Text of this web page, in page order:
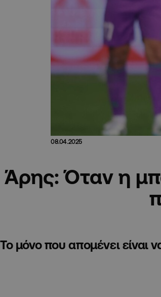
08.04.2025
Άρης: Όταν η
Το μόνο που απομένει είναι